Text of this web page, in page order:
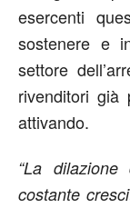
esercenti
sostenere e
settore
rivenditori già
attivando.
“La
costante